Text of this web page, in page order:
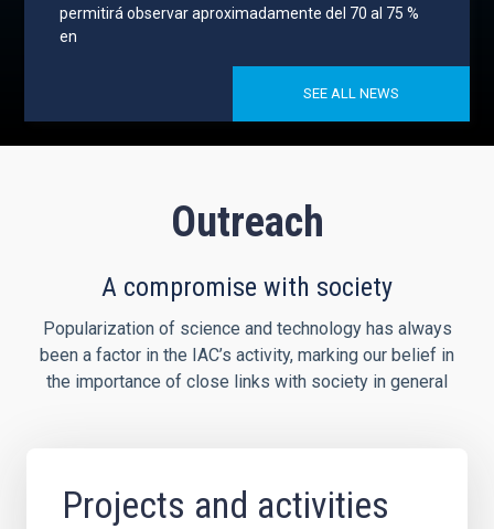
permitirá observar aproximadamente del 70 al 75 %
en
SEE ALL NEWS
Outreach
A compromise with society
Popularization of science and technology has always
been a factor in the IAC’s activity, marking our belief in
the importance of close links with society in general
Projects and activities